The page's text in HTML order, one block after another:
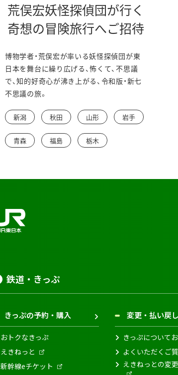
荒俣宏妖怪探偵団が行く
奇想の冒険旅行へご招待
博物学者・荒俣宏が率いる妖怪探偵団が東
日本を舞台に繰り広げる、怖くて、不思議
で、知的好奇心が沸き上がる、令和版・新七
不思議の旅。
新潟 秋田 山形 岩手
青森 福島 栃木
鉄道・きっぷ
きっぷの予約・購入
おトクなきっぷ
えきねっと
新幹線eチケット
変更・払い戻
きっぷについて
よくいただくご
えきねっとの変